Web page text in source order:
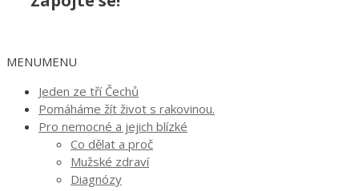
MENUMENU
Jeden ze tří Čechů
Pomáháme žít život s rakovinou.
Pro nemocné a jejich blízké
Co dělat a proč
Mužské zdraví
Diagnózy